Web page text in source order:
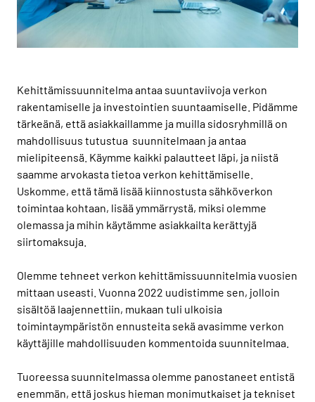
Kehittämissuunnitelma antaa suuntaviivoja verkon
rakentamiselle ja investointien suuntaamiselle. Pidämme
tärkeänä, että asiakkaillamme ja muilla sidosryhmillä on
mahdollisuus tutustua suunnitelmaan ja antaa
mielipiteensä. Käymme kaikki palautteet läpi, ja niistä
saamme arvokasta tietoa verkon kehittämiselle.
Uskomme, että tämä lisää kiinnostusta sähköverkon
toimintaa kohtaan, lisää ymmärrystä, miksi olemme
olemassa ja mihin käytämme asiakkailta kerättyjä
siirtomaksuja.
Olemme tehneet verkon kehittämissuunnitelmia vuosien
mittaan useasti. Vuonna 2022 uudistimme sen, jolloin
sisältöä laajennettiin, mukaan tuli ulkoisia
toimintaympäristön ennusteita sekä avasimme verkon
käyttäjille mahdollisuuden kommentoida suunnitelmaa.
Tuoreessa suunnitelmassa olemme panostaneet entistä
enemmän, että joskus hieman monimutkaiset ja tekniset